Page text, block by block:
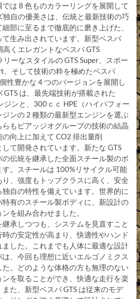
は 8 色ものカラーリングを展開して
独自の優美さは、伝統と最新技術の巧
部に至るまで徹底的に磨き上げた、
生み出されています。新型ベスパ
高くエレガントなベスパ GTS
ーなスタイルの GTS Super、スポー
、そして技術の粋を極めたベスパ
性豊かな 4 つのバージョンを展開し
は、最先端技術が搭載された
ジンと、300ｃｃ HPE（ハイパフォー
ンの 2 種類の最新型エンジンを選ぶ
もピアッジオグループの技術の結晶
向上に加えて CO2 排出量削
て開発されています。新たな GTS
伝統を継承した全面スチール製のボ
。スチールは 100%リサイクル可能
、強度もトップクラスに高く、安全
自の特性を備えています。世界的に
特有のスチール製ボディに、新設計の
を組み合わせました。
承しつつも、システムを見直すこと
の安定性が高まり、快適性やハンド
ました。これまでも人体に最適な設計
、今回も理想に近いエルゴノミクス
。どのような体格の方も無理のない
を取ることができ、快適な走行を楽
た、新型ベスパ GTS は従来のモデ